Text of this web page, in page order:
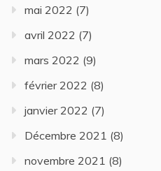
mai 2022 (7)
avril 2022 (7)
mars 2022 (9)
février 2022 (8)
janvier 2022 (7)
Décembre 2021 (8)
novembre 2021 (8)